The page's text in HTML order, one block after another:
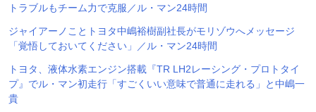
トラブルもチーム力で克服／ル・マン24時間
ジャイアーノことトヨタ中嶋裕樹副社長がモリゾウへメッセージ
「覚悟しておいてください」／ル・マン24時間
トヨタ、液体水素エンジン搭載『TR LH2レーシング・プロトタイ
プ』でル・マン初走行「すごくいい意味で普通に走れる」と中嶋一
貴